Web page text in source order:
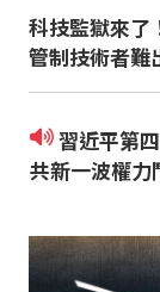
科技監獄來了
管制技術者難
習近平第四任期穩了？從五中全會解析中
共新一波權力